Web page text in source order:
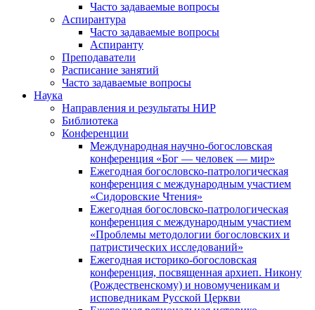
Часто задаваемые вопросы
Аспирантура
Часто задаваемые вопросы
Аспиранту
Преподаватели
Расписание занятий
Часто задаваемые вопросы
Наука
Направления и результаты НИР
Библиотека
Конференции
Международная научно-богословская
конференция «Бог — человек — мир»
Ежегодная богословско-патрологическая
конференция с международным участием
«Сидоровские Чтения»
Ежегодная богословско-патрологическая
конференция с международным участием
«Проблемы методологии богословских и
патристических исследований»
Ежегодная историко-богословская
конференция, посвященная архиеп. Никону
(Рождественскому) и новомученикам и
исповедникам Русской Церкви